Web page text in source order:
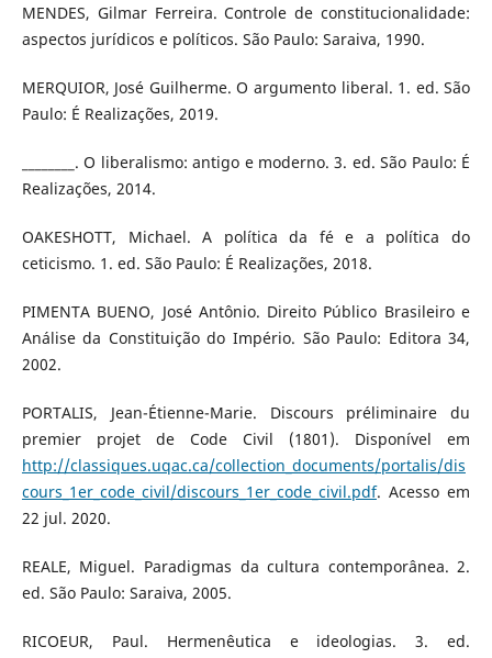
MENDES, Gilmar Ferreira. Controle de constitucionalidade:
aspectos jurídicos e políticos. São Paulo: Saraiva, 1990.
MERQUIOR, José Guilherme. O argumento liberal. 1. ed. São
Paulo: É Realizações, 2019.
________. O liberalismo: antigo e moderno. 3. ed. São Paulo: É
Realizações, 2014.
OAKESHOTT, Michael. A política da fé e a política do
ceticismo. 1. ed. São Paulo: É Realizações, 2018.
PIMENTA BUENO, José Antônio. Direito Público Brasileiro e
Análise da Constituição do Império. São Paulo: Editora 34,
2002.
PORTALIS, Jean-Étienne-Marie. Discours préliminaire du
premier projet de Code Civil (1801). Disponível em
http://classiques.uqac.ca/collection_documents/portalis/dis
cours_1er_code_civil/discours_1er_code_civil.pdf. Acesso em
22 jul. 2020.
REALE, Miguel. Paradigmas da cultura contemporânea. 2.
ed. São Paulo: Saraiva, 2005.
RICOEUR, Paul. Hermenêutica e ideologias. 3. ed.